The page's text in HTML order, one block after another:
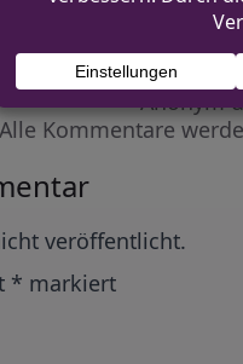
Anonym
Alle Kommentare
veröffentlicht.
* markiert